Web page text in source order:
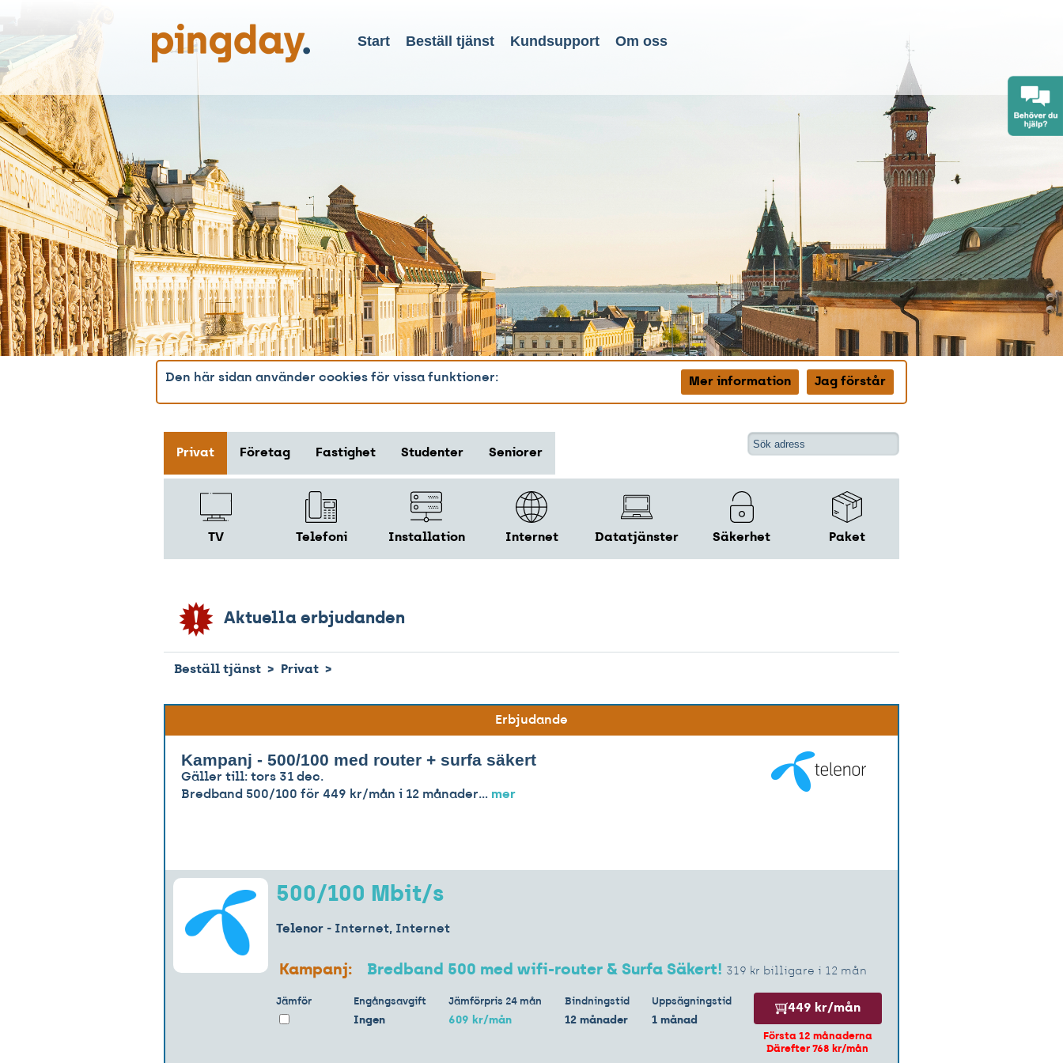
Start Beställ tjänst Kundsupport Om oss
Den här sidan använder cookies för vissa funktioner: Jag förstår
Mer information
Privat Företag Fastighet Studenter Seniorer
TV Telefoni Installation Internet Datatjänster Säkerhet Paket
Aktuella erbjudanden
Beställ tjänst Privat
Erbjudande
Kampanj - 500/100 med router + surfa säkert
Gäller till: tors 31 dec.
Bredband 500/100 för 449 kr/mån i 12 månader... mer
500/100 Mbit/s
Telenor - Internet, Internet
Kampanj: Bredband 500 med wifi-router & Surfa Säkert! 319 kr billigare i 12 mån
Jämför Engångsavgift
Ingen
Jämförpris 24 mån
609 kr/mån
Bindningstid
12 månader
Uppsägningstid
1 månad
449 kr/mån
Första 12 månaderna
Därefter 768 kr/mån